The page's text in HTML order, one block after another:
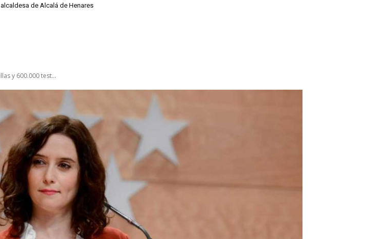
alcaldesa de Alcalá de Henares